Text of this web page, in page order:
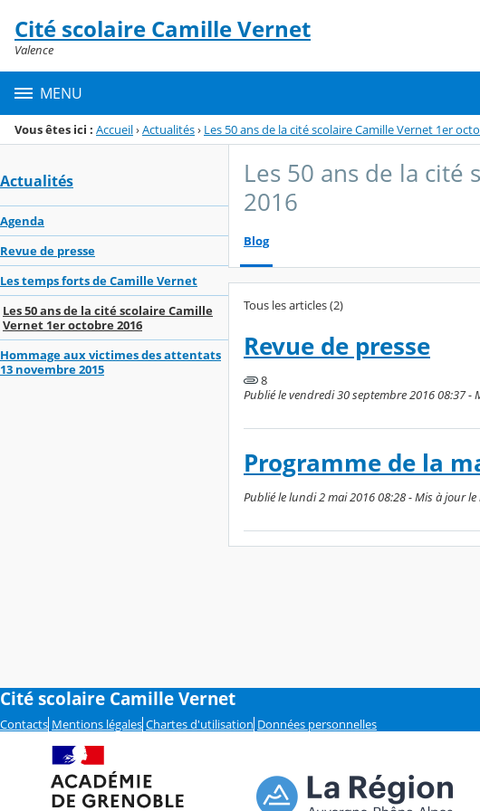
Menu de la rubrique
Contenu
Cité scolaire Camille Vernet
Valence
MENU
Vous êtes ici : Accueil›Actualités› Les 50 ans de la cité scolaire Camille Vernet 1er
Actualités
Agenda
Revue de presse
Les temps forts de Camille Vernet
Les 50 ans de la cité scolaire Camille
Vernet 1er octobre 2016
Hommage aux victimes des attentats
13 novembre 2015
Les 50 ans de la cité
2016
Blog
Tous les articles (2)
Revue de presse
8
Publié le vendredi 30 septembre 2016 08:37
Programme de la
Publié le lundi 2 mai 2016 08:28 - Mis à jour
Cité scolaire Camille Vernet
Contacts Mentions légales Chartes d'utilisation Données personnelles